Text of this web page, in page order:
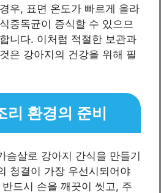
우, 표면 온도가 빠르게 올라
중독균이 증식할 수 있으므
니다. 이처럼 적절한 보관과
은 강아지의 건강을 위해 필
리 환경의 준비
슴살로 강아지 간식을 만들기
청결이 가장 우선시되어야
드시 손을 깨끗이 씻고, 주